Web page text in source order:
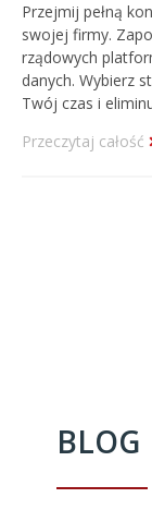
Przejmij pełną
swojej firmy.
rządowych
danych. Wybierz
Twój czas i
Przeczytaj całość
BLOG